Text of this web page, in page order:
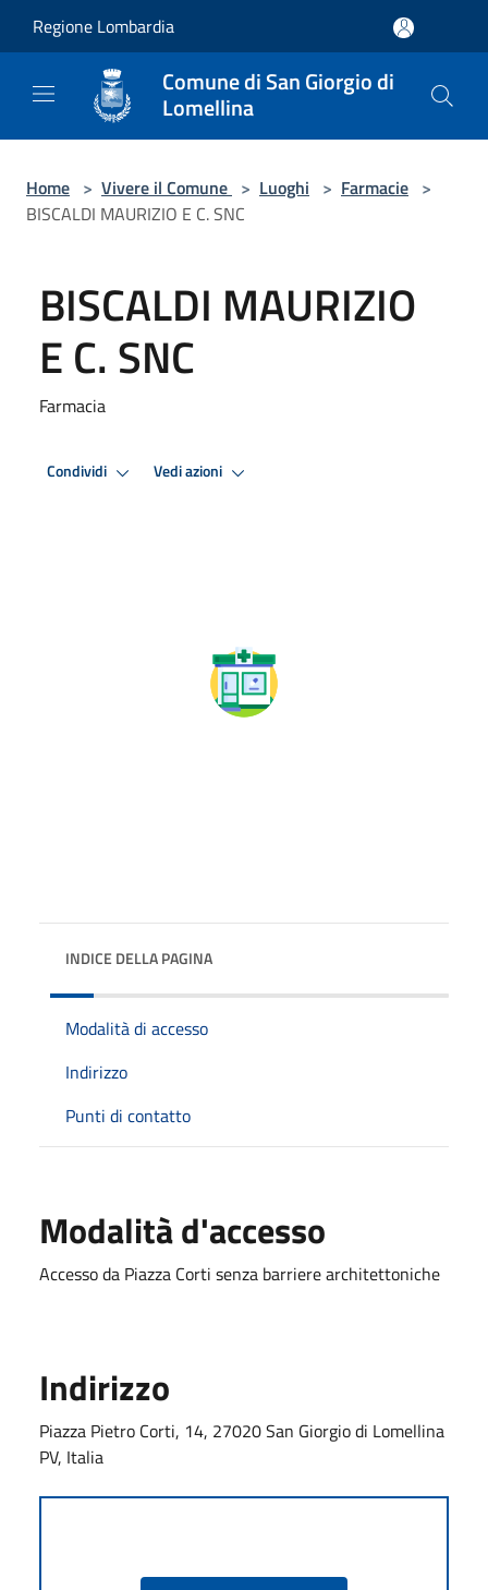
Regione Lombardia
Comune di San Giorgio di
Lomellina
Home > Vivere il Comune > Luoghi > Farmacie >
BISCALDI MAURIZIO E C. SNC
BISCALDI MAURIZIO
E C. SNC
Farmacia
Condividi Vedi azioni
INDICE DELLA PAGINA
Modalità di accesso
Indirizzo
Punti di contatto
Modalità d'accesso
Accesso da Piazza Corti senza barriere architettoniche
Indirizzo
Piazza Pietro Corti, 14, 27020 San Giorgio di Lomellina
PV, Italia